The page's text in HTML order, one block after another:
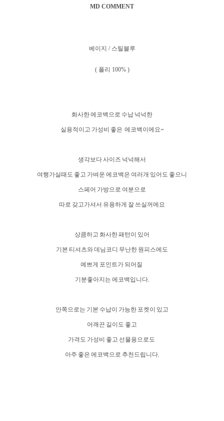
MD COMMENT
베이지 / 스틸블루
( 폴리 100% )
화사한 에코백으로 수납 넉넉한
실용적이고 가성비 좋은 에코백이에요~
생각보다 사이즈 넉넉해서
여행가실때도 좋고 가벼운 에코백은 여러개 있어도 좋으니
스페어 가방으로 여분으로
따로 갖고가셔서 유용하게 잘 쓰실꺼에요
상큼하고 화사한 패턴이 있어
기본 티셔츠와 데님코디 무난한 원피스에도
예쁘게 포인트가 되어질
기분좋아지는 에코백입니다.
안쪽으로는 기본 수납이 가능한 포켓이 있고
어깨끈 길이도 좋고
가격도 가성비 좋고 선물용으로도
아주 좋은 에코백으로 추천드립니다.